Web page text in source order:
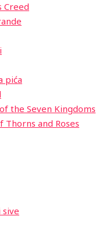
Creed
pića
the Seven Kingdoms
Thorns and Roses
sive